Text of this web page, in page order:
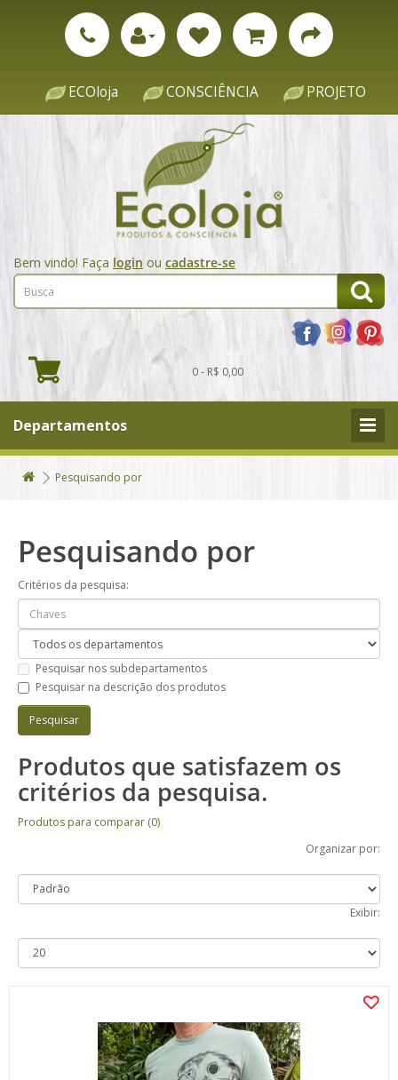
ECOloja CONSCIÊNCIA PROJETO
Bem vindo! Faça login ou cadastre-se
0 - R$ 0,00
Departamentos
Pesquisando por
Pesquisando por
Critérios da pesquisa:
Pesquisar nos subdepartamentos
Pesquisar na descrição dos produtos
Produtos que satisfazem os
critérios da pesquisa.
Produtos para comparar (0)
Organizar por:
Exibir: